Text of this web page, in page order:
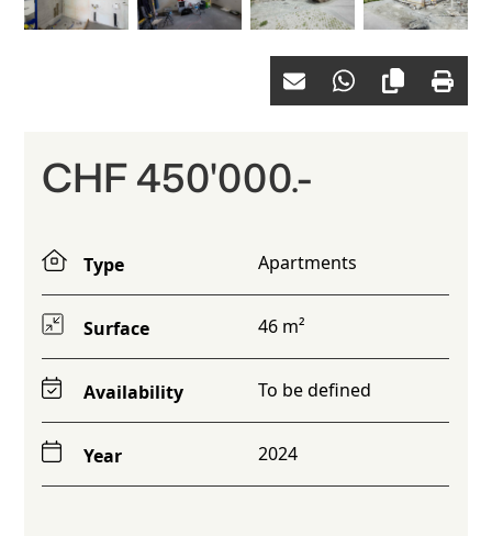
CHF 450'000.-
Type Apartments
Surface 46 m²
Availability To be defined
Year 2024